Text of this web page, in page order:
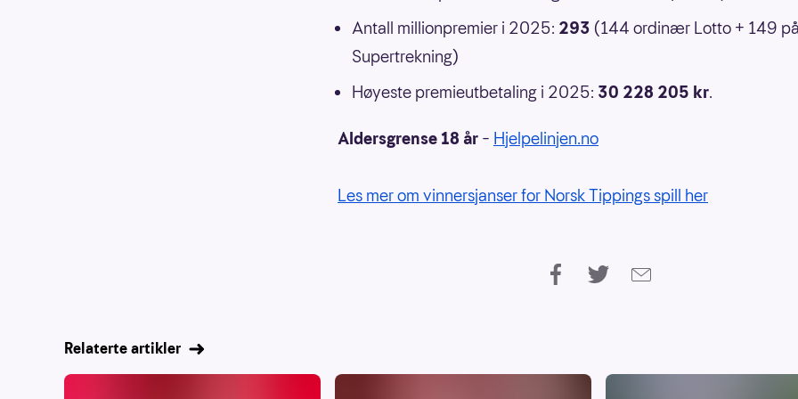
Antall millionpremier i 2025: 293 (144 ordinær Lotto + 149
Supertrekning)
Høyeste premieutbetaling i 2025: 30 228 205 kr.
Aldersgrense 18 år – Hjelpelinjen.no
Les mer om vinnersjanser for Norsk Tippings spill her
Relaterte artikler